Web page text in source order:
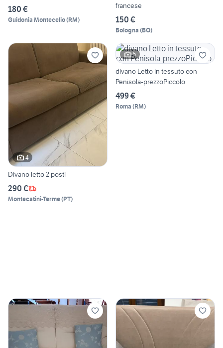
180 €
Guidonia Montecelio(RM)
francese
150 €
Bologna (BO)
4
Divano letto 2 posti
290 €
Montecatini-Terme(PT)
5
divano Letto in tessuto con
Penisola-prezzoPiccolo
499 €
Roma (RM)